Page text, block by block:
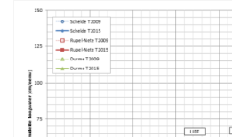
Afbeelding